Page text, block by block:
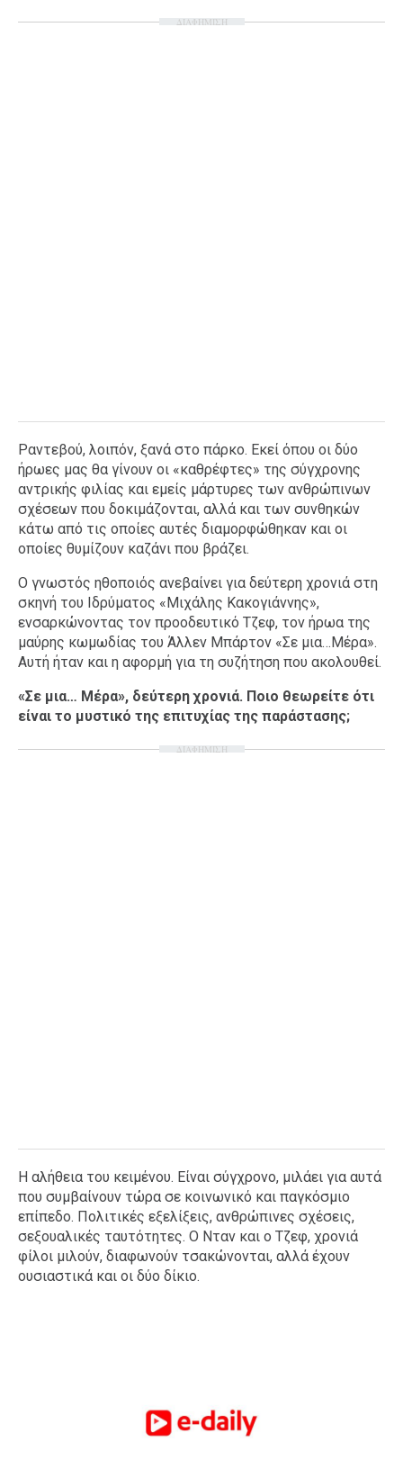
ΔΙΑΦΗΜΙΣΗ
Ραντεβού, λοιπόν, ξανά στο πάρκο. Εκεί όπου οι δύο
ήρωες μας θα γίνουν οι «καθρέφτες» της σύγχρονης
αντρικής φιλίας και εμείς μάρτυρες των ανθρώπινων
σχέσεων που δοκιμάζονται, αλλά και των συνθηκών
κάτω από τις οποίες αυτές διαμορφώθηκαν και οι
οποίες θυμίζουν καζάνι που βράζει.
Ο γνωστός ηθοποιός ανεβαίνει για δεύτερη χρονιά στη
σκηνή του Ιδρύματος «Μιχάλης Κακογιάννης»,
ενσαρκώνοντας τον προοδευτικό Τζεφ, τον ήρωα της
μαύρης κωμωδίας του Άλλεν Μπάρτον «Σε μια…Μέρα».
Αυτή ήταν και η αφορμή για τη συζήτηση που ακολουθεί.
«Σε μια… Μέρα», δεύτερη χρονιά. Ποιο θεωρείτε ότι
είναι το μυστικό της επιτυχίας της παράστασης;
ΔΙΑΦΗΜΙΣΗ
Η αλήθεια του κειμένου. Είναι σύγχρονο, μιλάει για αυτά
που συμβαίνουν τώρα σε κοινωνικό και παγκόσμιο
επίπεδο. Πολιτικές εξελίξεις, ανθρώπινες σχέσεις,
σεξουαλικές ταυτότητες. Ο Νταν και ο Τζεφ, χρονιά
φίλοι μιλούν, διαφωνούν τσακώνονται, αλλά έχουν
ουσιαστικά και οι δύο δίκιο.